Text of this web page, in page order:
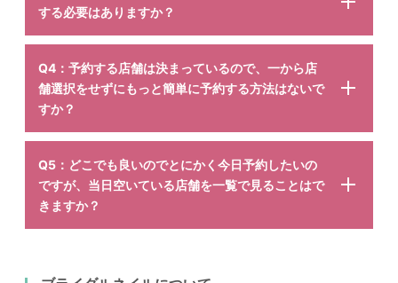
する必要はありますか？
Q4：予約する店舗は決まっているので、一から店
舗選択をせずにもっと簡単に予約する方法はないで
すか？
Q5：どこでも良いのでとにかく今日予約したいの
ですが、当日空いている店舗を一覧で見ることはで
きますか？